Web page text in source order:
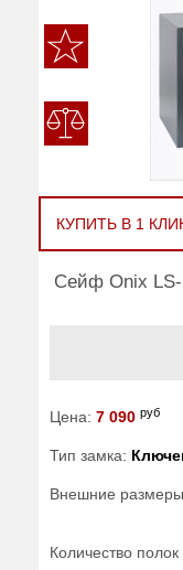
КУПИТЬ В 1
Сейф Onix LS-
Цена: 7 090 руб
Тип замка:
Внешние
Количество